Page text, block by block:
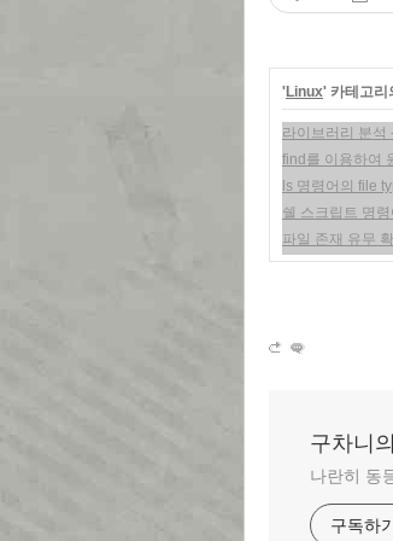
'Linux' 카테고리
라이브러리 분석
find를 이용하여
ls 명령어의 file
쉘 스크립트 명
파일 존재 유무
구차니
나란히 동
구독하